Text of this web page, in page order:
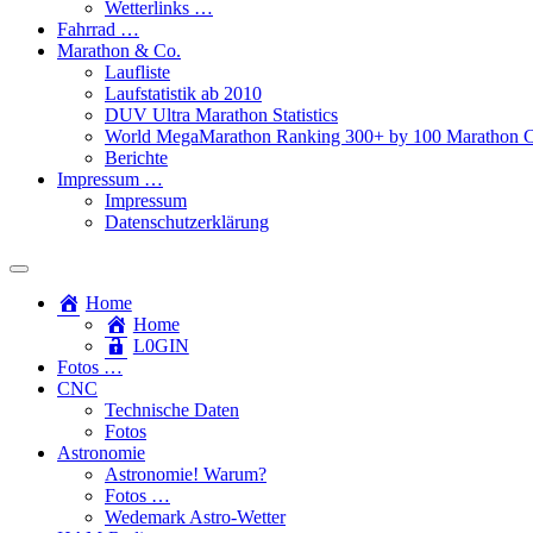
Wetterlinks …
Fahrrad …
Marathon & Co.
Laufliste
Laufstatistik ab 2010
DUV Ultra Marathon Statistics
World MegaMarathon Ranking 300+ by 100 Marathon
Berichte
Impressum …
Impressum
Datenschutzerklärung
Toggle
search
field
Home
Home
L​0​​GIN
Fotos …
CNC
Technische Daten
Fotos
Astronomie
Astronomie! Warum?
Fotos …
Wedemark Astro-Wetter